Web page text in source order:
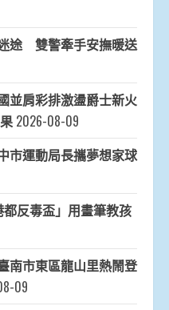
途 雙警牽手安撫暖送
並肩彩排激盪爵士新火
2026-08-09
市運動局長攜夢想家球
反毒盃」用畫筆教孩
南市東區龍山里熱鬧登
09